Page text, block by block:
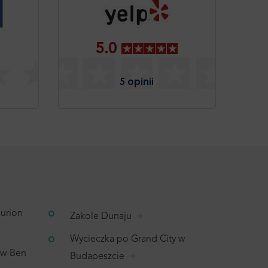
5.0
5 opinii
Ben
Zakole Dunaju
Wycieczka po Grand City w
Budapeszcie